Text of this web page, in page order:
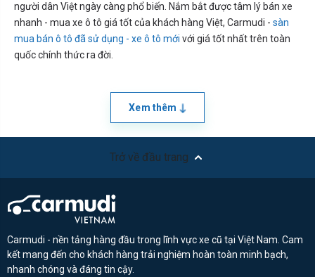
người dân Việt ngày càng phổ biến. Nắm bắt được tâm lý bán xe
nhanh - mua xe ô tô giá tốt của khách hàng Việt, Carmudi - sàn
mua bán ô tô đã sử dụng - xe ô tô mới với giá tốt nhất trên toàn
quốc chính thức ra đời.
Xem thêm
Trở về đầu trang
Carmudi - nền tảng hàng đầu trong lĩnh vực xe cũ tại Việt Nam. Cam
kết mang đến cho khách hàng trải nghiệm hoàn toàn minh bạch,
nhanh chóng và đáng tin cậy.